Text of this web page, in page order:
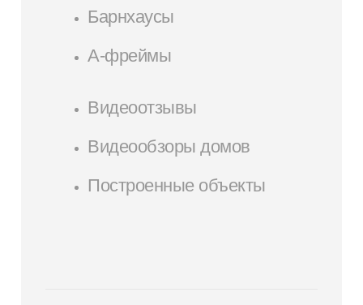
Барнхаусы
А-фреймы
Видеоотзывы
Видеообзоры домов
Построенные объекты